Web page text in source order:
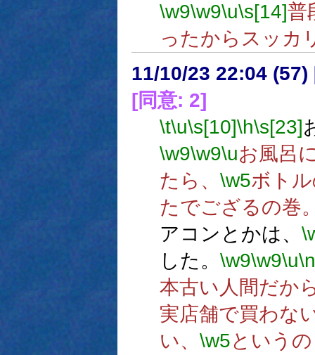
\w9\w9\u\s[14]普
ったからスッカ
11/10/23 22:04 (57)
[同意: 2]
\t\u\s[10]\h\s[23]
\w9\w9\uお風呂
たら、 \w5ボト
たでござるの巻
アコンとかは、
した。 \w9\w9\u\n
本古い人間だか
実店舗で買わな
い、 \w5という